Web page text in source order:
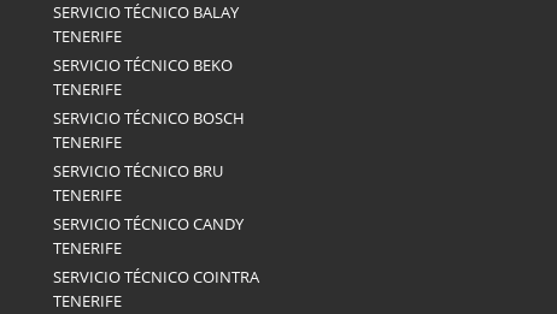
SERVICIO TÉCNICO BALAY
TENERIFE
SERVICIO TÉCNICO BEKO
TENERIFE
SERVICIO TÉCNICO BOSCH
TENERIFE
SERVICIO TÉCNICO BRU
TENERIFE
SERVICIO TÉCNICO CANDY
TENERIFE
SERVICIO TÉCNICO COINTRA
TENERIFE